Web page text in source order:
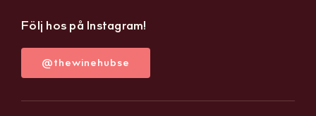
Följ hos på Instagram!
@thewinehubse